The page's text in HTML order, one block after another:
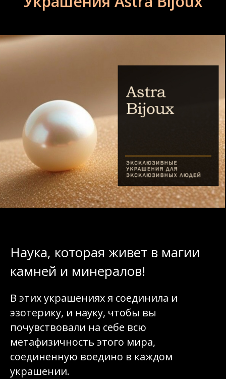
Наука, которая живет в магии
камней и минералов!
В этих украшениях я соединила и
эзотерику, и науку, чтобы вы
почувствовали на себе всю
метафизичность этого мира,
соединенную воедино в каждом
украшении.